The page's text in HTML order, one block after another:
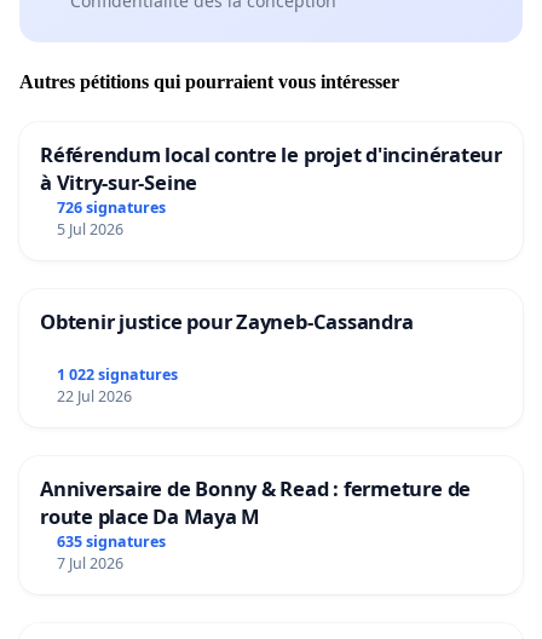
Autres pétitions qui pourraient vous intéresser
Référendum local contre le projet d'incinérateur
à Vitry-sur-Seine
726 signatures
5 Jul 2026
Obtenir justice pour Zayneb-Cassandra
1 022 signatures
22 Jul 2026
Anniversaire de Bonny & Read : fermeture de
route place Da Maya M
635 signatures
7 Jul 2026